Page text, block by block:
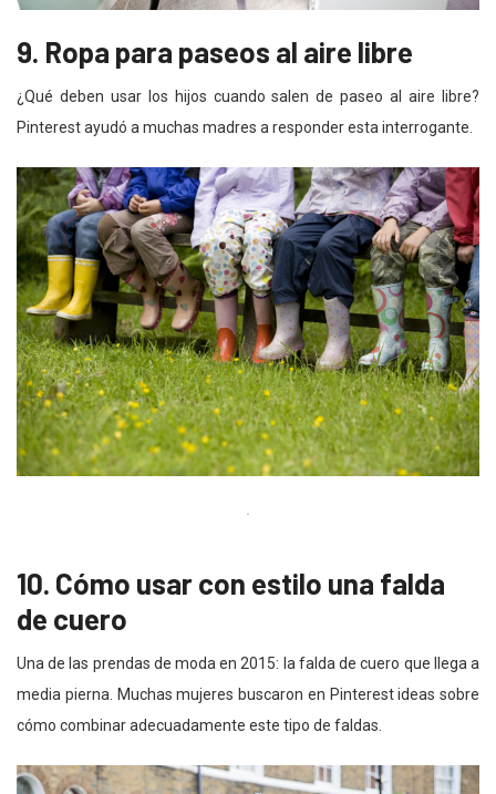
9. Ropa para paseos al aire libre
¿Qué deben usar los hijos cuando salen de paseo al aire libre?
Pinterest ayudó a muchas madres a responder esta interrogante.
10. Cómo usar con estilo una falda
de cuero
Una de las prendas de moda en 2015: la falda de cuero que llega a
media pierna. Muchas mujeres buscaron en Pinterest ideas sobre
cómo combinar adecuadamente este tipo de faldas.